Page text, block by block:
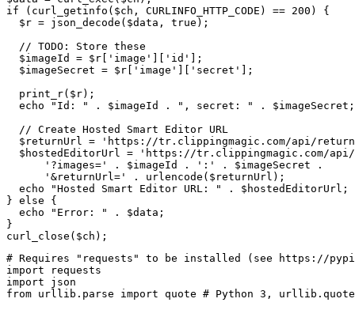
if (curl_getinfo($ch, CURLINFO_HTTP_CODE) == 200) {
  $r = json_decode($data, true);
  // TODO: Store these
  $imageId = $r['image']['id'];
  $imageSecret = $r['image']['secret'];
  print_r($r);
  echo "Id: " . $imageId . ", secret: " . $imageSecret;
  // Create Hosted Smart Editor URL
$returnUrl = 'https://tr.clippingmagic.com/api/
$hostedEditorUrl = 'https://tr.clippingmagic.com/
      '?images=' . $imageId . ':' . $imageSecret .
      '&returnUrl=' . urlencode($returnUrl);
  echo "Hosted Smart Editor URL: " . $hostedEditorUrl;
} else {
  echo "Error: " . $data;
}
curl_close($ch);
# Requires "requests" to be installed (see https://
import requests
import json
from urllib.parse import quote # Python 3,